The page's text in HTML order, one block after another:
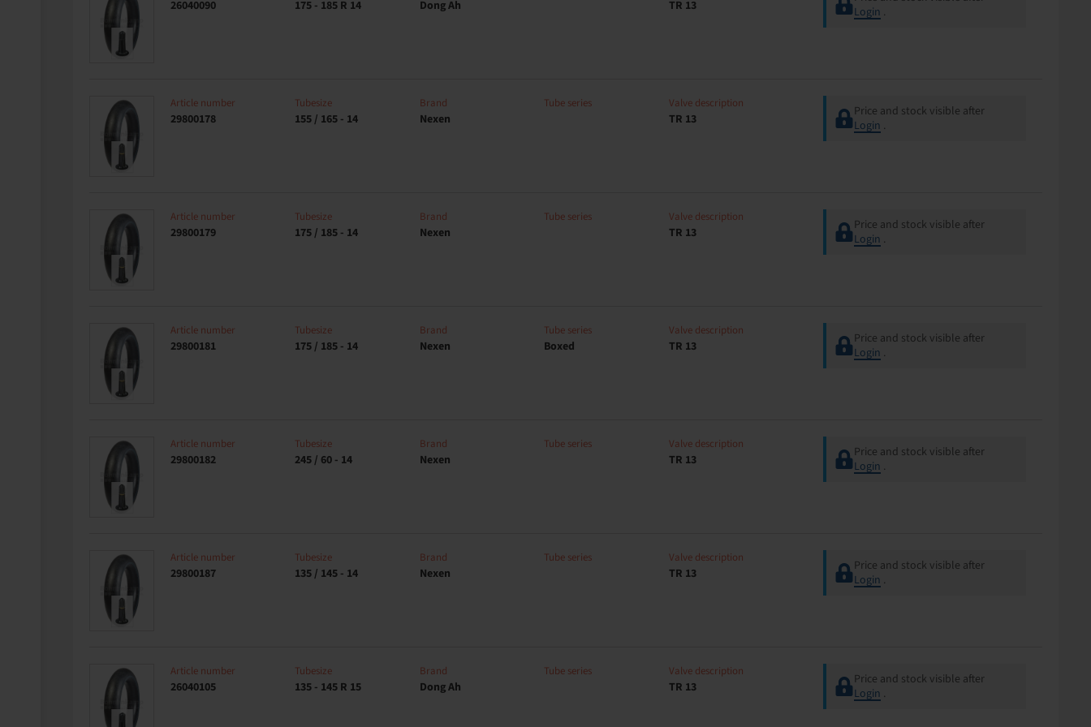
26040090 175 - 185 R 14 Dong Ah TR 13
Login .
Article number
29800178
Tubesize
155 / 165 - 14
Brand
Nexen
Tube series Valve description
TR 13
Price and stock visible after
Login .
Article number
29800179
Tubesize
175 / 185 - 14
Brand
Nexen
Tube series Valve description
TR 13
Price and stock visible after
Login .
Article number
29800181
Tubesize
175 / 185 - 14
Brand
Nexen
Tube series
Boxed
Valve description
TR 13
Price and stock visible after
Login .
Article number
29800182
Tubesize
245 / 60 - 14
Brand
Nexen
Tube series Valve description
TR 13
Price and stock visible after
Login .
Article number
29800187
Tubesize
135 / 145 - 14
Brand
Nexen
Tube series Valve description
TR 13
Price and stock visible after
Login .
Article number
26040105
Tubesize
135 - 145 R 15
Brand
Dong Ah
Tube series Valve description
TR 13
Price and stock visible after
Login .